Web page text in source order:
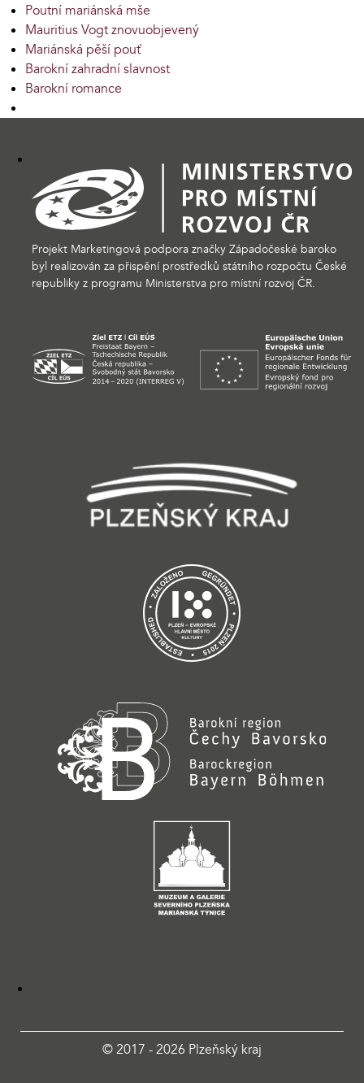
Poutní mariánská mše
Mauritius Vogt znovuobjevený
Mariánská pěší pouť
Barokní zahradní slavnost
Barokní romance
Projekt Marketingová podpora značky Západočeské baroko
byl realizován za přispění prostředků státního rozpočtu České
republiky z programu Ministerstva pro místní rozvoj ČR.
© 2017 - 2026 Plzeňský kraj